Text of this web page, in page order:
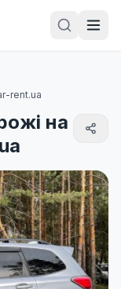
rent.ua
на